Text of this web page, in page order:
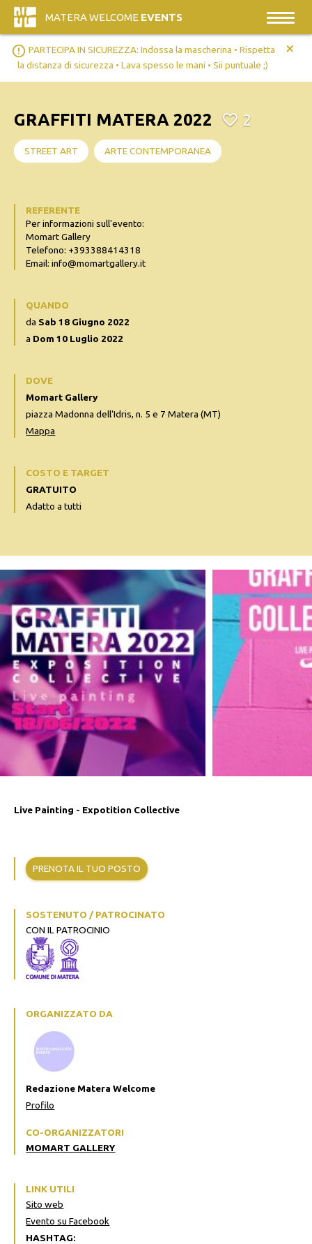
MATERA WELCOME EVENTS
error_outline PARTECIPA IN SICUREZZA: Indossa la mascherina • Rispetta
la distanza di sicurezza • Lava spesso le mani • Sii puntuale ;)
+
Live Painting - Expotition Collective
PRENOTA IL TUO POSTO
SOSTENUTO / PATROCINATO
CON IL PATROCINIO
ORGANIZZATO DA
Redazione Matera Welcome
Profilo
CO-ORGANIZZATORI
MOMART GALLERY
LINK UTILI
Sito web
Evento su Facebook
HASHTAG:
GRAFFITI MATERA 2022 2
STREET ART ARTE CONTEMPORANEA
REFERENTE
Per informazioni sull'evento:
Momart Gallery
Telefono: +393388414318
Email: info@momartgallery.it
QUANDO
da Sab 18 Giugno 2022
a Dom 10 Luglio 2022
DOVE
Momart Gallery
piazza Madonna dell'Idris, n. 5 e 7 Matera (MT)
Mappa
COSTO E TARGET
GRATUITO
Adatto a tutti